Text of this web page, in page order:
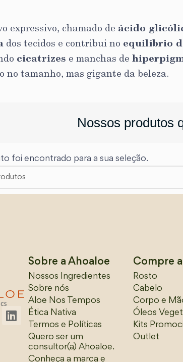
expressivo, chamado de ácido
dos tecidos e contribui no equilíbrio
cicatrizes e manchas de
no tamanho, mas gigante da beleza.
Nossos produtos
foi encontrado para a sua seleção.
Sobre a Ahoaloe
Nossos Ingredientes
Sobre nós
Aloe Nos Tempos
Ética Nativa
Termos e Políticas
Quero ser um
consultor(a) Ahoaloe.
Conheça a marca e
Compre
Rosto
Cabelo
Corpo e
Óleos
Kits
Outlet